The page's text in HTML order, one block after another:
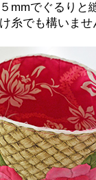
mmでぐるり
糸でも構いませ